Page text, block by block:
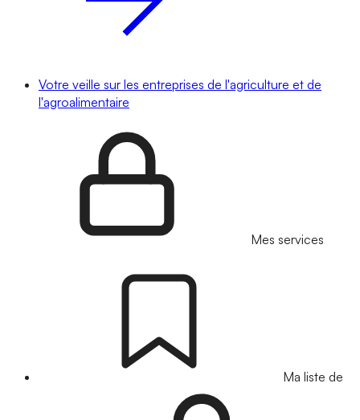
Votre veille sur les entreprises de l'agriculture et de
l'agroalimentaire
Mes services
Ma liste de